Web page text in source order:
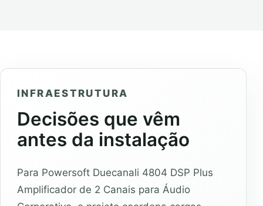
INFRAESTRUTURA
Decisões que vêm
antes da instalação
Para Powersoft Duecanali 4804 DSP Plus
Amplificador de 2 Canais para Áudio